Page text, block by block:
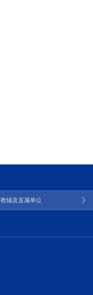
教辅及直属单位